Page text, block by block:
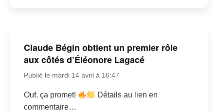
Claude Bégin obtient un premier rôle
aux côtés d’Éléonore Lagacé
Publié le mardi 14 avril à 16:47
Ouf, ça promet!
Détails au lien en
commentaire…